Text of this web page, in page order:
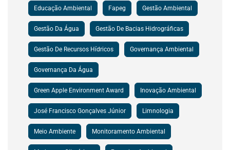
Educação Ambiental Fapeg Gestão Ambiental
Gestão Da Água Gestão De Bacias Hidrográficas
Gestão De Recursos Hídricos Governança Ambiental
Governança Da Água
Green Apple Environment Award Inovação Ambiental
José Francisco Gonçalves Júnior Limnologia
Meio Ambiente Monitoramento Ambiental